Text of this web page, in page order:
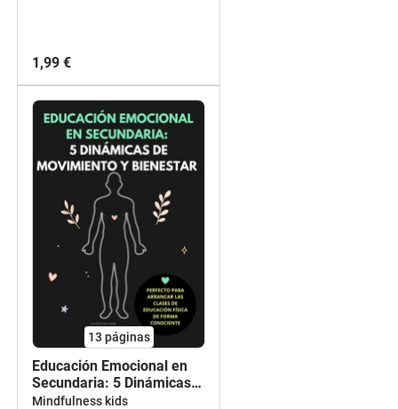
1,99 €
13 páginas
Educación Emocional en
Secundaria: 5 Dinámicas
de Movimiento y Bienestar
Mindfulness kids